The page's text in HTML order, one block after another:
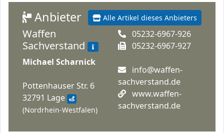
Alle Artikel dieses Anbieters
Anbieter
Waffen
Sachverstand
Michael Scharnick
Pottenhauser Str. 6
32791 Lage
(Nordrhein-Westfalen)
05232-6967-926
05232-6967-927
info@waffen-
sachverstand.de
www.waffen-
sachverstand.de